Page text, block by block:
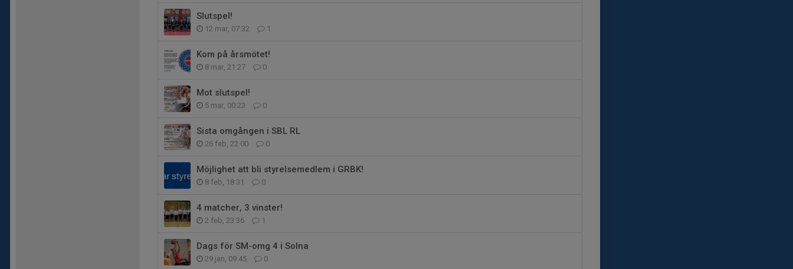
Slutspel!
12 mar, 07:32 1
Kom på årsmötet!
8 mar, 21:27 0
Mot slutspel!
5 mar, 00:23 0
Sista omgången i SBL RL
26 feb, 22:00 0
Möjlighet att bli styrelsemedlem i GRBK!
8 feb, 18:31 0
4 matcher, 3 vinster!
2 feb, 23:36 1
Dags för SM-omg 4 i Solna
29 jan, 09:45 0